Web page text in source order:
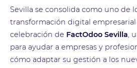
Sevilla se consolida como uno de
transformación digital
celebración de FactOdoo Sevilla,
para ayudar a empresas y
cómo adaptar su gestión a los